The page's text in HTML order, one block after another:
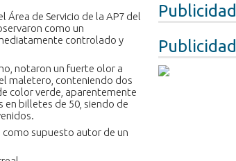
Publicidad
Publicidad
de Servicio de la AP7 del
como un
controlado y
notaron un fuerte olor a
maletero, conteniendo dos
color verde, aparentemente
en billetes de 50, siendo de
como supuesto autor de un